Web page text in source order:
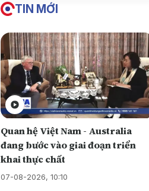
TIN MỚI
Quan hệ Việt Nam - Australia
đang bước vào giai đoạn triển
khai thực chất
07-08-2026, 10:10